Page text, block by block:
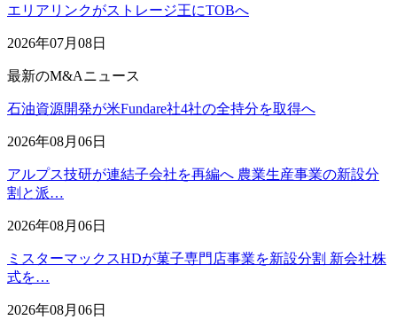
エリアリンクがストレージ王にTOBへ
2026年07月08日
最新のM&Aニュース
石油資源開発が米Fundare社4社の全持分を取得へ
2026年08月06日
アルプス技研が連結子会社を再編へ 農業生産事業の新設分
割と派…
2026年08月06日
ミスターマックスHDが菓子専門店事業を新設分割 新会社株
式を…
2026年08月06日